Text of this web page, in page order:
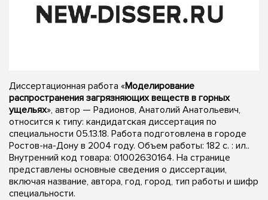
Диссертационная работа «Моделирование
распространения загрязняющих веществ в горных
ущельях», автор — Радионов, Анатолий Анатольевич,
относится к типу: кандидатская диссертация по
специальности 05.13.18. Работа подготовлена в городе
Ростов-на-Дону в 2004 году. Объем работы: 182 с. : ил..
Внутренний код товара: 01002630164. На странице
представлены основные сведения о диссертации,
включая название, автора, год, город, тип работы и шифр
специальности.